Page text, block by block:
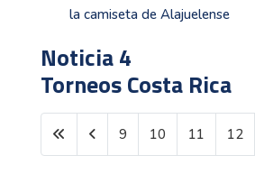
la camiseta de Alajuelense
Noticia 4
Torneos Costa Rica
9 10 11 12